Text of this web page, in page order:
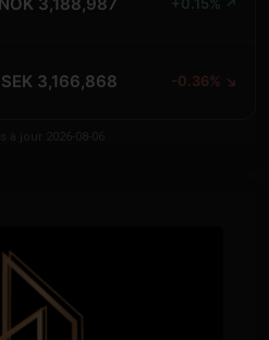
SEK 3,166,868 -0.36% ↘